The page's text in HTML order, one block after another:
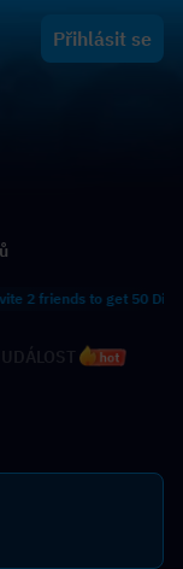
Přihlásit se
to get 50
hot